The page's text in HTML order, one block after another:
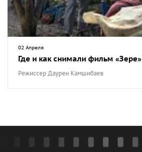
02 Апреля
Где и как снимали фильм «Зере»
Режиссер Даурен Камшибаев